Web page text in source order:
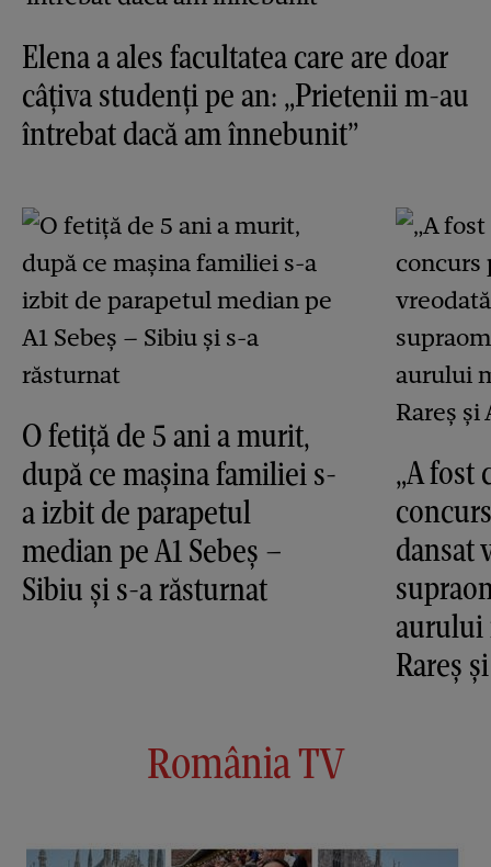
Elena a ales facultatea care are doar
câțiva studenți pe an: „Prietenii m-au
întrebat dacă am înnebunit”
O fetiță de 5 ani a murit,
după ce mașina familiei s-
a izbit de parapetul
median pe A1 Sebeș –
Sibiu și s-a răsturnat
„A fost
dansat
aurului
Rareș
România TV